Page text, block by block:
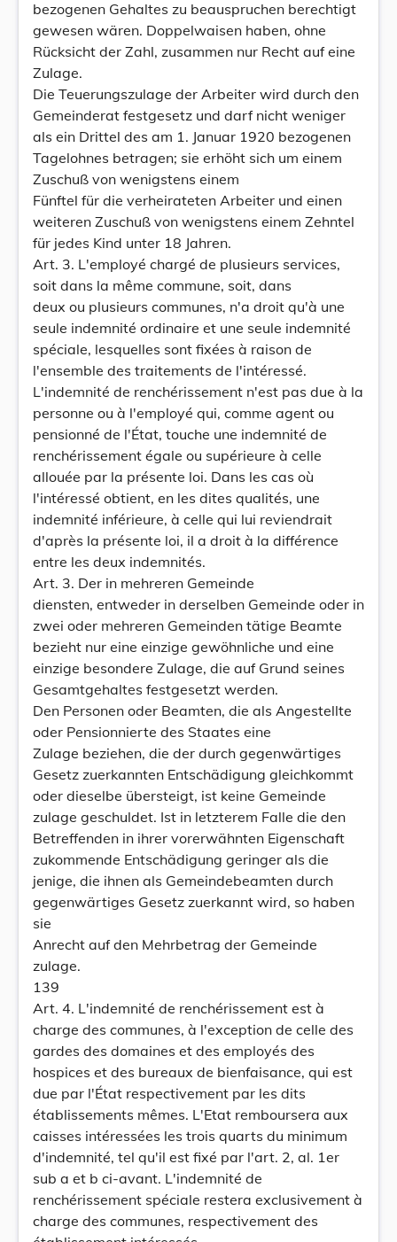
bezogenen Gehaltes zu beauspruchen berechtigt
gewesen wären. Doppelwaisen haben, ohne
Rücksicht der Zahl, zusammen nur Recht auf eine
Zulage.
Die Teuerungszulage der Arbeiter wird durch den
Gemeinderat festgesetz und darf nicht weniger
als ein Drittel des am 1. Januar 1920 bezogenen
Tagelohnes betragen; sie erhöht sich um einem
Zuschuß von wenigstens einem
Fünftel für die verheirateten Arbeiter und einen
weiteren Zuschuß von wenigstens einem Zehntel
für jedes Kind unter 18 Jahren.
Art. 3. L'employé chargé de plusieurs services,
soit dans la même commune, soit, dans
deux ou plusieurs communes, n'a droit qu'à une
seule indemnité ordinaire et une seule indemnité
spéciale, lesquelles sont fixées à raison de
l'ensemble des traitements de l'intéressé.
L'indemnité de renchérissement n'est pas due à la
personne ou à l'employé qui, comme agent ou
pensionné de l'État, touche une indemnité de
renchérissement égale ou supérieure à celle
allouée par la présente loi. Dans les cas où
l'intéressé obtient, en les dites qualités, une
indemnité inférieure, à celle qui lui reviendrait
d'après la présente loi, il a droit à la différence
entre les deux indemnités.
Art. 3. Der in mehreren Gemeinde
diensten, entweder in derselben Gemeinde oder in
zwei oder mehreren Gemeinden tätige Beamte
bezieht nur eine einzige gewöhnliche und eine
einzige besondere Zulage, die auf Grund seines
Gesamtgehaltes festgesetzt werden.
Den Personen oder Beamten, die als Angestellte
oder Pensionnierte des Staates eine
Zulage beziehen, die der durch gegenwärtiges
Gesetz zuerkannten Entschädigung gleichkommt
oder dieselbe übersteigt, ist keine Gemeinde
zulage geschuldet. Ist in letzterem Falle die den
Betreffenden in ihrer vorerwähnten Eigenschaft
zukommende Entschädigung geringer als die
jenige, die ihnen als Gemeindebeamten durch
gegenwärtiges Gesetz zuerkannt wird, so haben
sie
Anrecht auf den Mehrbetrag der Gemeinde
zulage.
139
Art. 4. L'indemnité de renchérissement est à
charge des communes, à l'exception de celle des
gardes des domaines et des employés des
hospices et des bureaux de bienfaisance, qui est
due par l'État respectivement par les dits
établissements mêmes. L'Etat remboursera aux
caisses intéressées les trois quarts du minimum
d'indemnité, tel qu'il est fixé par l'art. 2, al. 1er
sub a et b ci-avant. L'indemnité de
renchérissement spéciale restera exclusivement à
charge des communes, respectivement des